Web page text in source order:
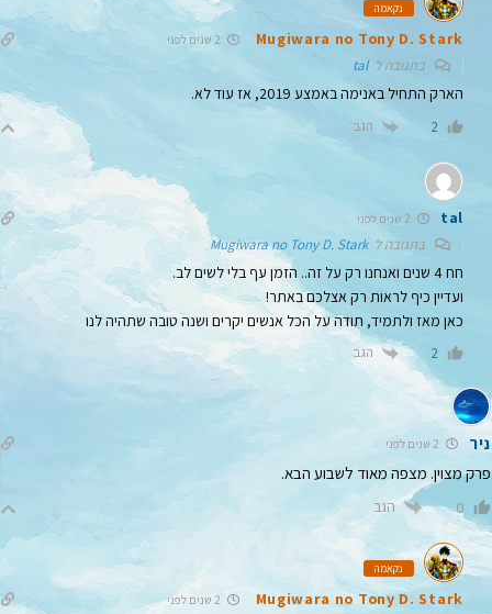
נקאמה
Mugiwara no Tony D. Stark
בתגובה לtal
הארק התחיל באנימה באמצע 2019, אז עוד לא.
2 הגב
tal
בתגובה לMugiwara no Tony D. Stark
חח 4 שנים ואנחנו רק על זה.. הזמן עף בלי לשים לב.
ועדיין כיף לראות רק אצלכם באתר!
כאן מאז ולתמיד, תודה על הכל אנשים יקרים ושנה טובה שתהיה לנו
2 הגב
ניר
פרק מצוין. מצפה מאוד לשבוע הבא.
0 הגב
נקאמה
Mugiwara no Tony D. Stark